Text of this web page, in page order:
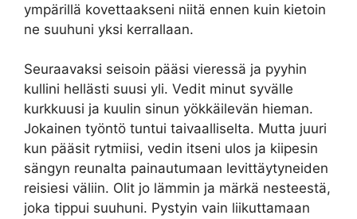
ympärillä kovettaakseni niitä ennen kuin kietoin
ne suuhuni yksi kerrallaan.
Seuraavaksi seisoin pääsi vieressä ja pyyhin
kullini hellästi suusi yli. Vedit minut syvälle
kurkkuusi ja kuulin sinun yökkäilevän hieman.
Jokainen työntö tuntui taivaalliselta. Mutta juuri
kun pääsit rytmiisi, vedin itseni ulos ja kiipesin
sängyn reunalta painautumaan levittäytyneiden
reisiesi väliin. Olit jo lämmin ja märkä nesteestä,
joka tippui suuhuni. Pystyin vain liikuttamaan